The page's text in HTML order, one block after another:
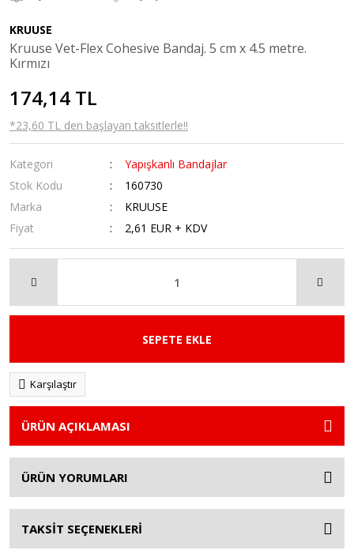
KRUUSE
Kruuse Vet-Flex Cohesive Bandaj. 5 cm x 4.5 metre.
Kırmızı
174,14 TL
*23,60 TL den başlayan taksitlerle!!
Kategori
Yapışkanlı Bandajlar
Stok Kodu
160730
Marka
KRUUSE
Fiyat
2,61 EUR + KDV
SEPETE EKLE
Karşılaştır
ÜRÜN AÇIKLAMASI
ÜRÜN YORUMLARI
TAKSİT SEÇENEKLERİ